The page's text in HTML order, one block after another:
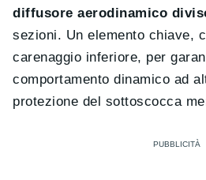
diffusore aerodinamico
sezioni. Un elemento chiave,
carenaggio inferiore, per
comportamento dinamico ad
protezione del sottoscocca